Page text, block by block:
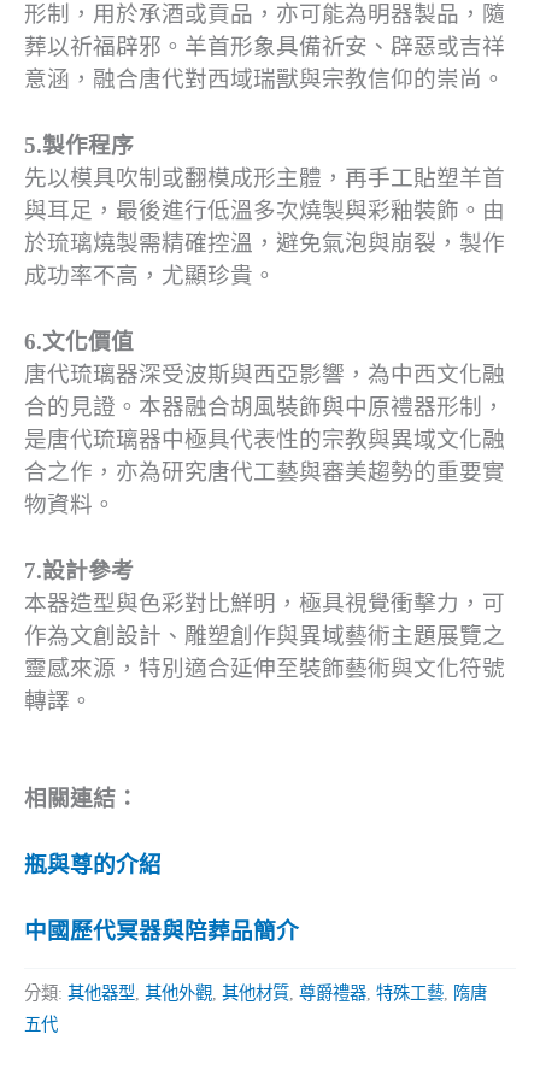
形制，用於承酒或貢品，亦可能為明器製品，隨
葬以祈福辟邪。羊首形象具備祈安、辟惡或吉祥
意涵，融合唐代對西域瑞獸與宗教信仰的崇尚。
5.製作程序
先以模具吹制或翻模成形主體，再手工貼塑羊首
與耳足，最後進行低溫多次燒製與彩釉裝飾。由
於琉璃燒製需精確控溫，避免氣泡與崩裂，製作
成功率不高，尤顯珍貴。
6.文化價值
唐代琉璃器深受波斯與西亞影響，為中西文化融
合的見證。本器融合胡風裝飾與中原禮器形制，
是唐代琉璃器中極具代表性的宗教與異域文化融
合之作，亦為研究唐代工藝與審美趨勢的重要實
物資料。
7.設計參考
本器造型與色彩對比鮮明，極具視覺衝擊力，可
作為文創設計、雕塑創作與異域藝術主題展覽之
靈感來源，特別適合延伸至裝飾藝術與文化符號
轉譯。
相關連結：
瓶與尊的介紹
中國歷代冥器與陪葬品簡介
分類: 其他器型 其他外觀 其他材質 尊爵禮器 特殊工藝
隋唐
五代